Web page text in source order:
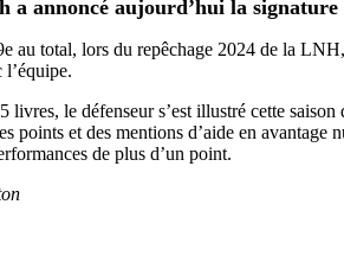
a annoncé aujourd’hui la
au total, lors du repêchage 2024 de la
l’équipe.
livres, le défenseur s’est illustré cette
points et des mentions d’aide en
de plus d’un point.